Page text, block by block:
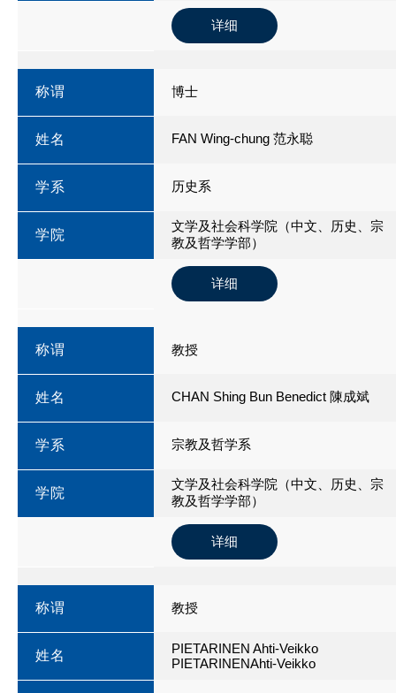
详细
称谓 博士
姓名 FAN Wing-chung 范永聪
学系 历史系
学院
文学及社会科学院（中文、历史、宗
教及哲学学部）
详细
称谓 教授
姓名 CHAN Shing Bun Benedict 陳成斌
学系 宗教及哲学系
学院
文学及社会科学院（中文、历史、宗
教及哲学学部）
详细
称谓 教授
姓名
PIETARINEN Ahti-Veikko
PIETARINENAhti-Veikko